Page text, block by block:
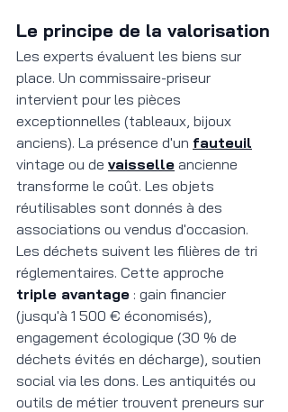
Le principe de la valorisation
Les experts évaluent les biens sur
place. Un commissaire-priseur
intervient pour les pièces
exceptionnelles (tableaux, bijoux
anciens). La présence d'un fauteuil
vintage ou de vaisselle ancienne
transforme le coût. Les objets
réutilisables sont donnés à des
associations ou vendus d'occasion.
Les déchets suivent les filières de tri
réglementaires. Cette approche
triple avantage : gain financier
(jusqu'à 1 500 € économisés),
engagement écologique (30 % de
déchets évités en décharge), soutien
social via les dons. Les antiquités ou
outils de métier trouvent preneurs sur